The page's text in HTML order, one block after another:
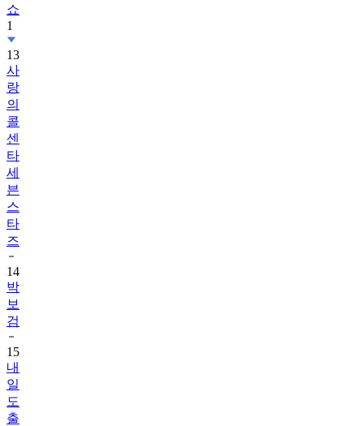
쇼
1
13
사
랑
의
콜
센
타
세
븐
스
타
즈
14
박
보
검
15
내
일
도
출